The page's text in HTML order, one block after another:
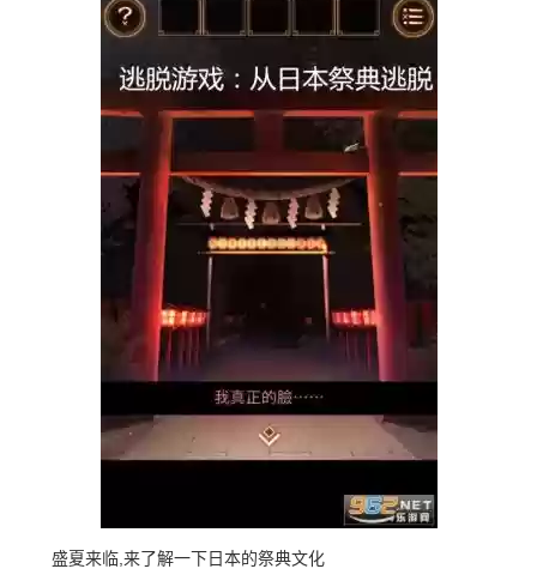
盛夏来临,来了解一下日本的祭典文化